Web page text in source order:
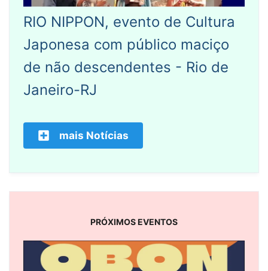
RIO NIPPON, evento de Cultura
Japonesa com público maciço
de não descendentes - Rio de
Janeiro-RJ
mais Notícias
PRÓXIMOS EVENTOS